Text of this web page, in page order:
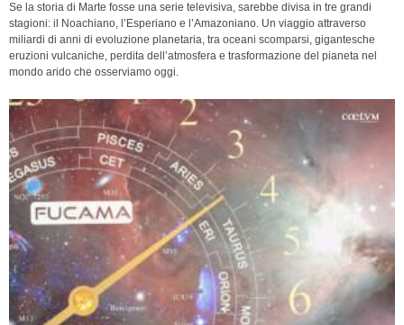
Se la storia di Marte fosse una serie televisiva, sarebbe divisa in tre grandi
stagioni: il Noachiano, l’Esperiano e l’Amazoniano. Un viaggio attraverso
miliardi di anni di evoluzione planetaria, tra oceani scomparsi, gigantesche
eruzioni vulcaniche, perdita dell’atmosfera e trasformazione del pianeta nel
mondo arido che osserviamo oggi.